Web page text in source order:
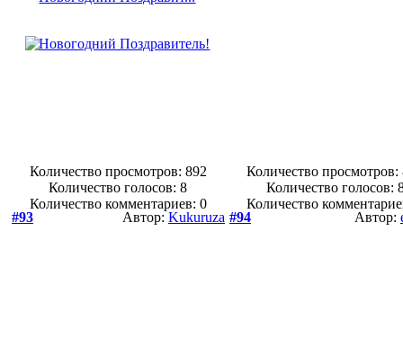
Количество просмотров: 892
Количество голосов:8
Количество комментариев: 0
Количество просмотров:
Количество голосов:
Количество
#93
Автор: Kukuruza #94 Автор: